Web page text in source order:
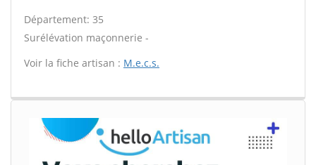
Département: 35
Surélévation maçonnerie -
Voir la fiche artisan : M.e.c.s.